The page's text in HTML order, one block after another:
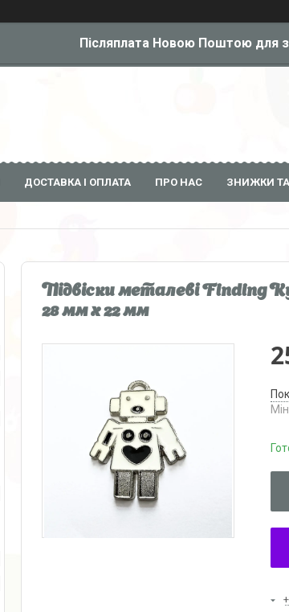
Післяплата Новою Поштою для
ДОСТАВКА І ОПЛАТА ПРО НАС ЗНИЖКИ
Підвіски металеві Finding
28 мм x 22 мм